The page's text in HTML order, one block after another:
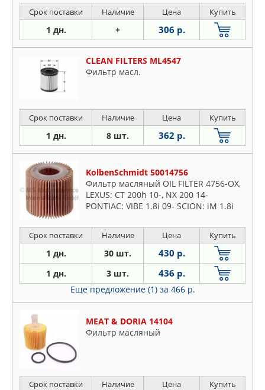
Срок поставки Наличие Цена Купить
1 дн. + 306 р.
CLEAN FILTERS ML4547
Фильтр масл.
Срок поставки Наличие Цена Купить
1 дн. 8 шт. 362 р.
KolbenSchmidt 50014756
Фильтр масляный OIL FILTER 4756-OX,
LEXUS: CT 200h 10-, NX 200 14-
PONTIAC: VIBE 1.8i 09- SCION: iM 1.8i
2.0i 08-, PRIUS
Срок поставки Наличие Цена Купить
1 дн. 30 шт. 430 р.
1 дн. 3 шт. 436 р.
Еще предложение (1) за 466 р.
MEAT & DORIA 14104
Фильтр масляный
Срок поставки Наличие Цена Купить